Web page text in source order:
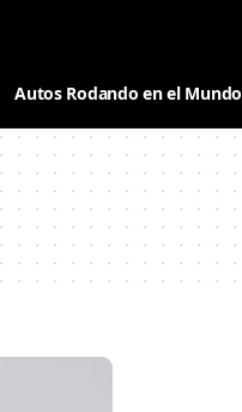
Autos Rodando en el Mundo